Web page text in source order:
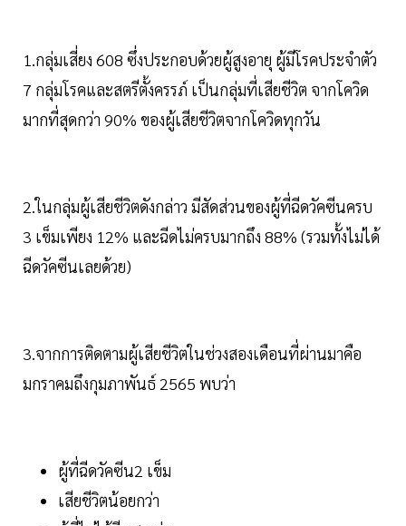
1.กลุ่มเสี่ยง 608 ซึ่งประกอบด้วยผู้สูงอายุ ผู้มีโรคประจำตัว
7 กลุ่มโรคและสตรีตั้งครรภ์ เป็นกลุ่มที่เสียชีวิต จากโควิด
มากที่สุดกว่า 90% ของผู้เสียชีวิตจากโควิดทุกวัน
2.ในกลุ่มผู้เสียชีวิตดังกล่าว มีสัดส่วนของผู้ที่ฉีดวัคซีนครบ
3 เข็มเพียง 12% และฉีดไม่ครบมากถึง 88% (รวมทั้งไม่ได้
ฉีดวัคซีนเลยด้วย)
3.จากการติดตามผู้เสียชีวิตในช่วงสองเดือนที่ผ่านมาคือ
มกราคมถึงกุมภาพันธ์ 2565 พบว่า
ผู้ที่ฉีดวัคซีน2 เข็ม
เสียชีวิตน้อยกว่า